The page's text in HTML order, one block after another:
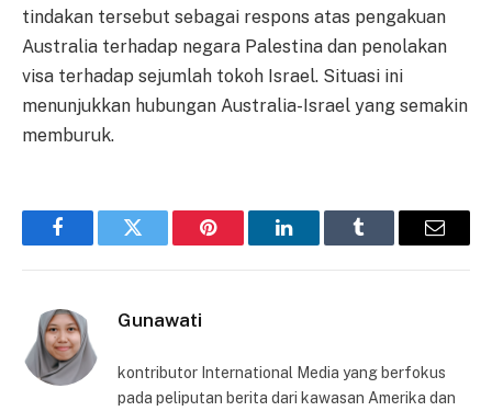
tindakan tersebut sebagai respons atas pengakuan
Australia terhadap negara Palestina dan penolakan
visa terhadap sejumlah tokoh Israel. Situasi ini
menunjukkan hubungan Australia-Israel yang semakin
memburuk.
FacebookTwitter Pinterest LinkedInTumblr Email
Gunawati
kontributor International Media yang berfokus
pada peliputan berita dari kawasan Amerika dan